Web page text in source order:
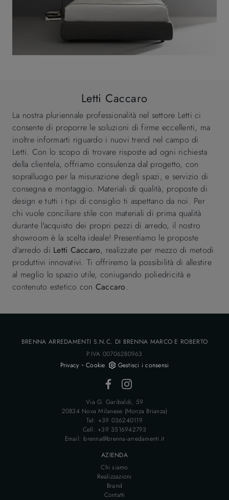
Letti Caccaro
La nostra pluriennale professionalità nel settore Letti ci
consente di proporre le soluzioni di firme eccellenti, ma
inoltre informarti riguardo i nuovi trend nel campo di
Letti. Con lo scopo di trovare risposte ad ogni richiesta
della clientela, offriamo consulenza dal progetto, con
sopralluogo per la misurazione degli spazi, e servizio di
consegna e montaggio. Materiali di qualità, proposte di
design e tutti i tipi di consiglio ti aspettano da noi. Per
chi vuole conciliare stile con materiali di prima qualità
durante l'acquisto dei propri pezzi di arredo, il nostro
showroom è la scelta ideale! Presentiamo le proposte
d'arredo di Letti Caccaro, realizzate per mezzo di metodi
produttivi innovativi. Ti offriremo la possibilità di allestire
al meglio lo spazio utile, coniugando poliedricità e
contenuto estetico con Caccaro.
BRENNA ARREDAMENTI S.N.C. DI BRENNA MARCO E ROBERTO
P.IVA 00706280963
Privacy -Cookie Gestisci i consensi
Via G. Garibaldi, 59
20834 Nova Milanese (Monza Brianza)
Tel: +39 036240119
Cell: +39 3516942793
Email: brenna@brenna-arredamenti.it
AZIENDA
Chi siamo
Realizzazioni
Brand
Contatti